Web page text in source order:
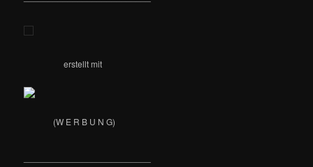
erstellt mit
(W E R B U N G)